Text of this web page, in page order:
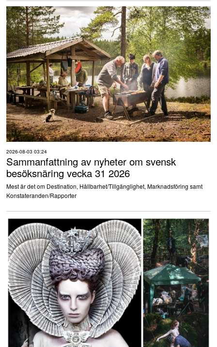
2026-08-03 03:24
Sammanfattning av nyheter om svensk
besöksnäring vecka 31 2026
Mest är det om Destination, Hållbarhet/Tillgänglighet, Marknadsföring samt
Konstateranden/Rapporter